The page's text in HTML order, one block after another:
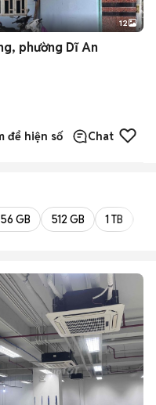
+2
12
phường Dĩ An
để hiện số Chat
GB 512 GB 1 TB